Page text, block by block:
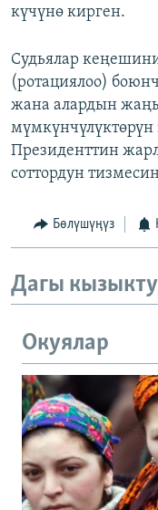
күчүнө кирген.
Судьялар
(ротациялоо)
жана алардын
мүмкүнчүлүктөрүн
Президенттин
соттордун
Бөлүшүңүз
Дагы
Окуялар